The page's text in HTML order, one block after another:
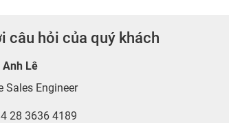
câu hỏi của quý khách
Anh Lê
Sales Engineer
28 3636 4189